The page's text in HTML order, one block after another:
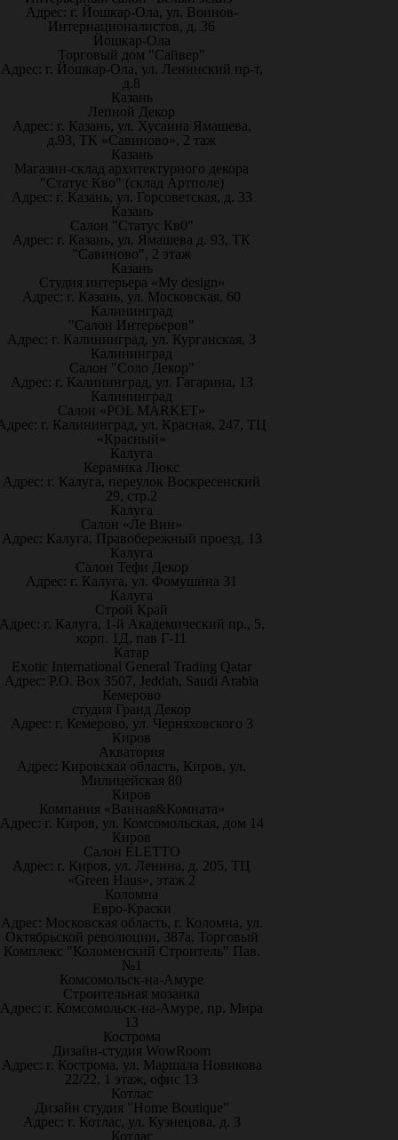
Адрес: г. Йошкар-Ола, ул. Воинов-
Интернационалистов, д. 36
Йошкар-Ола
Торговый дом "Сайвер"
Адрес: г. Йошкар-Ола, ул. Ленинский пр-т,
д.8
Казань
Лепной Декор
Адрес: г. Казань, ул. Хусаина Ямашева,
д.93, ТК «Савиново», 2 таж
Казань
Магазин-склад архитектурного декора
"Статус Кво" (склад Артполе)
Адрес: г. Казань, ул. Горсоветская, д. 33
Казань
Салон "Статус Кв0"
Адрес: г. Казань, ул. Ямашева д. 93, ТК
"Савиново", 2 этаж
Казань
Студия интерьера «My design»
Адрес: г. Казань, ул. Московская, 60
Калининград
"Салон Интерьеров"
Адрес: г. Калининград, ул. Курганская, 3
Калининград
Салон "Соло Декор"
Адрес: г. Калининград, ул. Гагарина, 13
Калининград
Салон «POL MARKET»
г. Калининград, ул. Красная, 247, ТЦ
«Красный»
Калуга
Керамика Люкс
Адрес: г. Калуга, переулок Воскресенский
29, стр.2
Калуга
Салон «Ле Вин»
Адрес: Калуга, Правобережный проезд, 13
Калуга
Салон Тефи Декор
Адрес: г. Калуга, ул. Фомушина 31
Калуга
Строй Край
г. Калуга, 1-й Академический пр., 5,
корп. 1Д, пав Г-11
Катар
Exotic International General Trading Qatar
Адрес: P.O. Box 3507, Jeddah, Saudi Arabia
Кемерово
студия Гранд Декор
Адрес: г. Кемерово, ул. Черняховского 3
Киров
Акватория
Адрес: Кировская область, Киров, ул.
Милицейская 80
Киров
Компания «Ванная&Комната»
Адрес: г. Киров, ул. Комсомольская, дом 14
Киров
Салон ELETTO
Адрес: г. Киров, ул. Ленина, д. 205, ТЦ
«Green Haus», этаж 2
Коломна
Евро-Краски
Адрес: Московская область, г. Коломна, ул.
Октябрьской революции, 387а, Торговый
Комплекс "Коломенский Строитель" Пав.
№1
Комсомольск-на-Амуре
Строительная мозаика
Адрес: г. Комсомольск-на-Амуре, пр. Мира
13
Кострома
Дизайн-студия WowRoom
Адрес: г. Кострома, ул. Маршала Новикова
22/22, 1 этаж, офис 13
Котлас
Дизайн студия "Home Boutique"
Адрес: г. Котлас, ул. Кузнецова, д. 3
Котлас